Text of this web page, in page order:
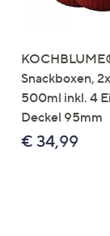
Snackboxen,
500ml inkl. 4
Deckel 95mm
€ 34,99